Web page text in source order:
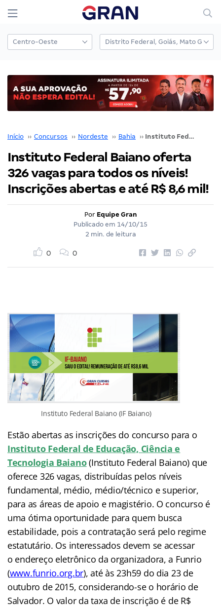
Início ›› Concursos ›› Nordeste ›› Bahia ›› Instituto Federal Baiano oferta 326 vagas para todos os níveis! Inscrições abertas e até R$ 8,6 mil!
Instituto Federal Baiano oferta
326 vagas para todos os níveis!
Inscrições abertas e até R$ 8,6 mil!
Por Equipe Gran
Publicado em 14/10/15
2 min. de leitura
0 0
Instituto Federal Baiano (IF Baiano)
Estão abertas as inscrições do concurso para o
Instituto Federal de Educação, Ciência e
Tecnologia Baiano(Instituto Federal Baiano) que
oferece 326 vagas, distribuídas pelos níveis
fundamental, médio, médio/técnico e superior,
para as áreas de apoio e magistério. O concurso é
uma ótima oportunidade para quem busca
estabilidade, pois a contratação será pelo regime
estatutário. Os interessados devem se acessar
o endereço eletrônico da organizadora, a Funrio
(www.funrio.org.br), até às 23h59 do dia 23 de
outubro de 2015, considerando-se o horário de
Salvador. O valor da taxa de inscrição é de R$